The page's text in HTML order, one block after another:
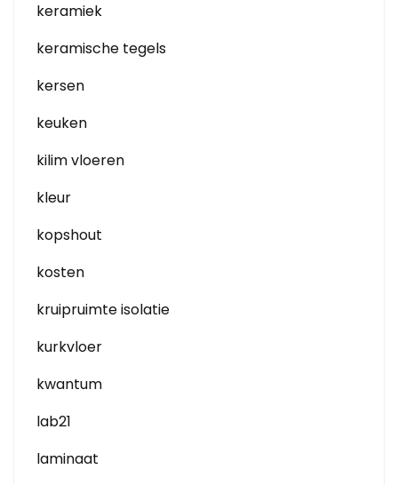
keramiek
keramische tegels
kersen
keuken
kilim vloeren
kleur
kopshout
kosten
kruipruimte isolatie
kurkvloer
kwantum
lab21
laminaat